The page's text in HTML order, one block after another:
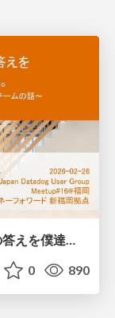
[2026-03-07]あの日諦めたスクラムの答えを僕達はまだ探している。〜守ることと、諦めることと、それでも前に進むチームの話〜
0 890